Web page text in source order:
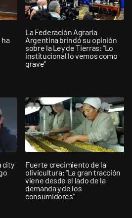
La Federación Agraria
Argentina brindó su opinión
sobre la Ley de Tierras: "Lo
institucional lo vemos como
grave"
city
Fuerte crecimiento de la
olivicultura: "La gran tracción
viene desde el lado de la
demanda y de los
consumidores”